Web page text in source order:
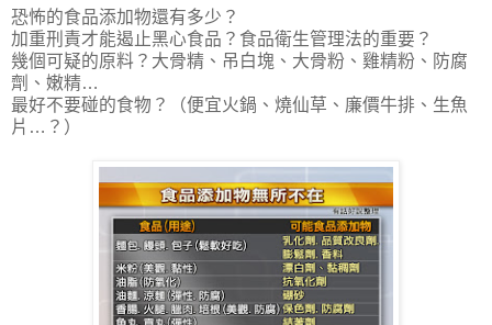
恐怖的食品添加物還有多少？
加重刑責才能遏止黑心食品？食品衛生管理法的重要？
幾個可疑的原料？大骨精、吊白塊、大骨粉、雞精粉、防腐
劑、嫩精…
最好不要碰的食物？（便宜火鍋、燒仙草、廉價牛排、生魚
片…？）